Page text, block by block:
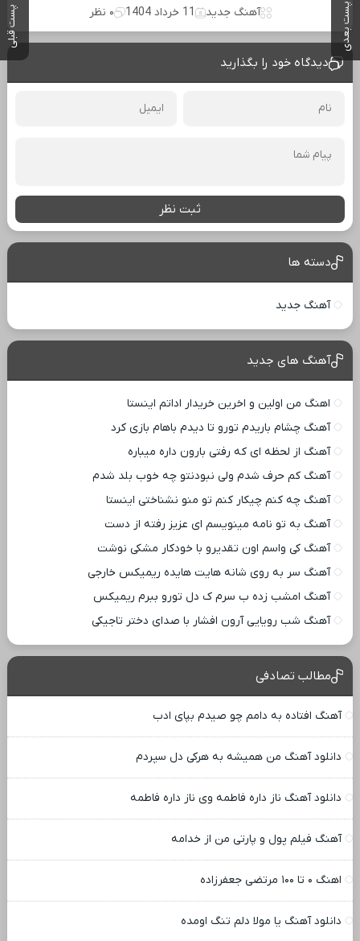
پست بعدی پست قبلی آهنگ جدید 11 خرداد 1404 ۰ نظر
دیدگاه خود را بگذارید
ثبت نظر
دسته ها
آهنگ جدید
آهنگ های جدید
اهنگ من اولین و اخرین خریدار اداتم اینستا
آهنگ چشام باریدم تورو تا دیدم باهام بازی کرد
آهنگ از لحظه ای که رفتی بارون داره میباره
آهنگ کم حرف شدم ولی نبودنتو چه خوب بلد شدم
آهنگ چه کنم چیکار کنم تو منو نشناختی اینستا
آهنگ به تو نامه مینویسم ای عزیز رفته از دست
آهنگ کی واسم اون تقدیرو با خودکار مشکی نوشت
آهنگ سر به روی شانه هایت هایده ریمیکس خارجی
آهنگ امشب زده ب سرم ک دل تورو ببرم ریمیکس
آهنگ شب رویایی آرون افشار با صدای دختر تاجیکی
مطالب تصادفی
آهنگ افتاده به دامم چو صیدم بپای ادب
دانلود آهنگ من همیشه به هرکی دل سپردم
دانلود آهنگ ناز داره فاطمه وی ناز داره فاطمه
آهنگ فیلم پول و پارتی من از خدامه
اهنگ ۰ تا ۱۰۰ مرتضی جعفرزاده
دانلود آهنگ یا مولا دلم تنگ اومده